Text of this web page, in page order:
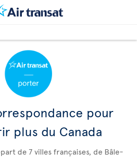
pour
plus du Canada
de 7 villes françaises, de Bâle-